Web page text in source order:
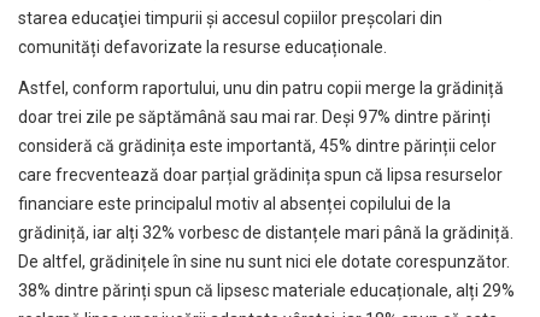
starea educaţiei timpurii şi accesul copiilor preşcolari din
comunități defavorizate la resurse educaționale.
Astfel, conform raportului, unu din patru copii merge la grădiniță
doar trei zile pe săptămână sau mai rar. Deşi 97% dintre părinți
consideră că grădinița este importantă, 45% dintre părinții celor
care frecventează doar parțial grădinița spun că lipsa resurselor
financiare este principalul motiv al absenței copilului de la
grădiniță, iar alți 32% vorbesc de distanțele mari până la grădiniță.
De altfel, grădinițele în sine nu sunt nici ele dotate corespunzător.
38% dintre părinți spun că lipsesc materiale educaționale, alți 29%